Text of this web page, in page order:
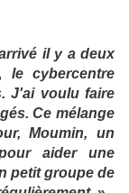
il y a deux
le cybercentre
J'ai voulu faire
Ce mélange
Moumin, un
aider une
petit groupe de